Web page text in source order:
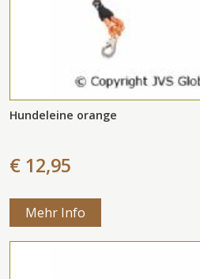
Hundeleine orange
€ 12,95
Mehr Info